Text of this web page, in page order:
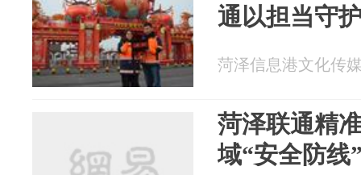
通以担当守
菏泽信息港文化传
菏泽联通精
域“安全防线